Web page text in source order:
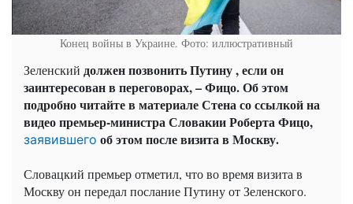
Конец войны в Украине. Фото: иллюстративный
Зеленский должен позвонить Путину, если он
заинтересован в переговорах, – Фицо. Об этом
подробно читайте в материале Стена со ссылкой на
видео премьер-министра Словакии Роберта Фицо,
заявившего об этом после визита в Москву.
Словацкий премьер отметил, что во время визита в
Москву он передал послание Путину от Зеленского.